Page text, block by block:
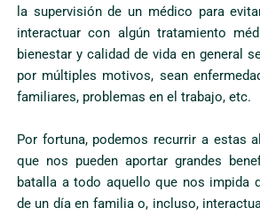
la supervisión de un médico para
interactuar con algún tratamiento
bienestar y calidad de vida en general
por múltiples motivos, sean
familiares, problemas en el trabajo, etc.
Por fortuna, podemos recurrir a estas
que nos pueden aportar grandes
batalla a todo aquello que nos impida
de un día en familia o, incluso,